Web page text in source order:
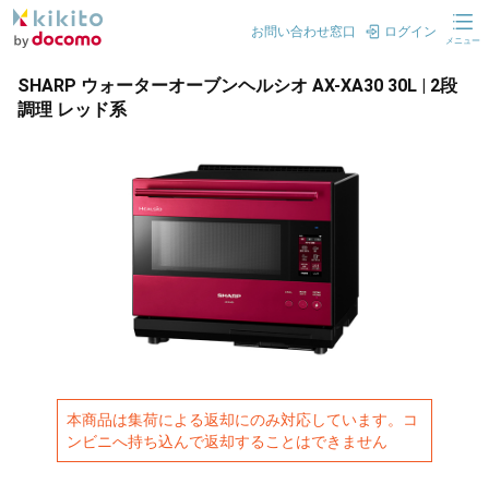
お問い合わせ窓口 ログイン
メニュー
SHARP ウォーターオーブンヘルシオ AX-XA30 30L | 2段
調理 レッド系
本商品は集荷による返却にのみ対応しています。コ
ンビニへ持ち込んで返却することはできません